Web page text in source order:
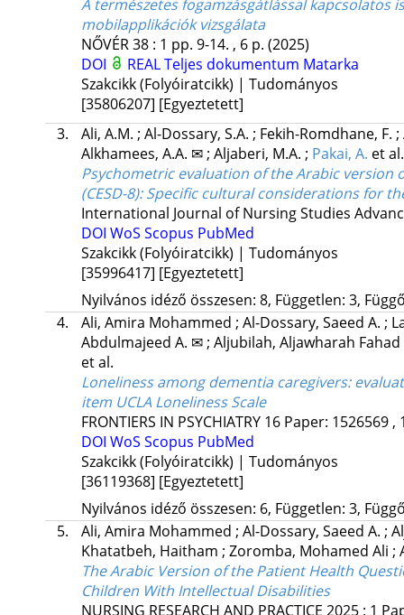
A természetes fogamzásgátlással kapcsolatos
mobilapplikációk vizsgálata
NŐVÉR38: 1 pp. 9-14. , 6 p. (2025)
DOI
REALTeljes dokumentum Matarka
Szakcikk (Folyóiratcikk) | Tudományos
[35806207] [Egyeztetett]
3.
Ali, A.M. ; Al-Dossary, S.A. ; Fekih-Romdhane, F. ;
Alkhamees, A.A. ✉; Aljaberi, M.A. ; Pakai, A. et al.
Psychometric evaluation of the Arabic version
(CESD-8): Specific cultural considerations for
International Journal of Nursing Studies
DOI WoS Scopus PubMed
Szakcikk (Folyóiratcikk) | Tudományos
[35996417] [Egyeztetett]
Nyilvános idéző összesen: 8, Független: 3,
4.
Ali, Amira Mohammed ; Al-Dossary, Saeed A. ;
Abdulmajeed A. ✉; Aljubilah, Aljawharah Fahad
et al.
Loneliness among dementia caregivers:
item UCLA Loneliness Scale
FRONTIERS IN PSYCHIATRY 16 Paper: 1526569 ,
DOI WoS Scopus PubMed
Szakcikk (Folyóiratcikk) | Tudományos
[36119368] [Egyeztetett]
Nyilvános idéző összesen: 6, Független: 3,
5.
Ali, Amira Mohammed ; Al-Dossary, Saeed A. ;
Khatatbeh, Haitham ; Zoromba, Mohamed Ali ;
The Arabic Version of the Patient Health
Children With Intellectual Disabilities
NURSING RESEARCH AND PRACTICE 2025: 1